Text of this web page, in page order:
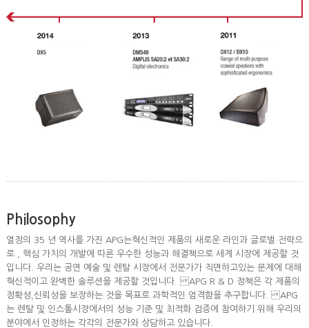
Philosophy
열정의 35 년 역사를 가진 APG는혁신적인 제품의 새로운 라인과 글로벌 전략으
로 , 핵심 가치의 개발에 따른 우수한 성능과 해결책으로 세계 시장에 제공할 것
입니다. 우리는 공연 예술 및 렌탈 시장에서 전문가가 직면하고있는 문제에 대해
혁신적이고 완벽한 솔루션을 제공할 것입니다. APG R & D 정책은 각 제품의
정확성,신뢰성을 보장하는 것을 목표로 과학적인 엄격함을 추구합니다. APG
는 렌탈 및 인스톨시장에서의 성능 기준 및 최적화 검증에 참여하기 위해 우리의
분야에서 인정하는 각각의 전문가와 상담하고 있습니다.